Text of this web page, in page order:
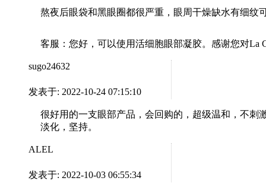
熬夜后眼袋和黑眼圈都很严重，眼周干燥缺水有细纹
客服： 您好，可以使用活细胞眼部凝胶。感谢您对La
sugo24632
发表于: 2022-10-24 07:15:10
很好用的一支眼部产品，会回购的，超级温和，不刺
淡化，坚持。
ALEL
发表于: 2022-10-03 06:55:34